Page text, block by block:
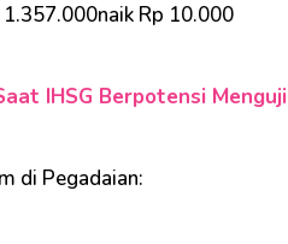
Rp 10.000
IHSG Berpotensi Menguji
di Pegadaian: